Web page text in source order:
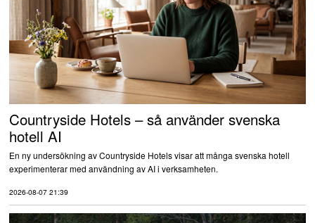
Countryside Hotels – så använder svenska
hotell AI
En ny undersökning av Countryside Hotels visar att många svenska hotell
experimenterar med användning av AI i verksamheten.
2026-08-07 21:39